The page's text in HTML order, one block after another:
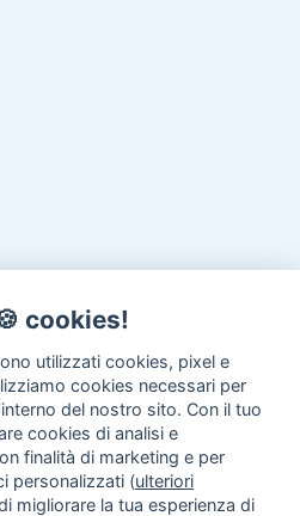
cookies!
utilizzati cookies, pixel e
cookies necessari per
del nostro sito. Con il tuo
cookies di analisi e
finalità di marketing e per
personalizzati (ulteriori
migliorare la tua esperienza di